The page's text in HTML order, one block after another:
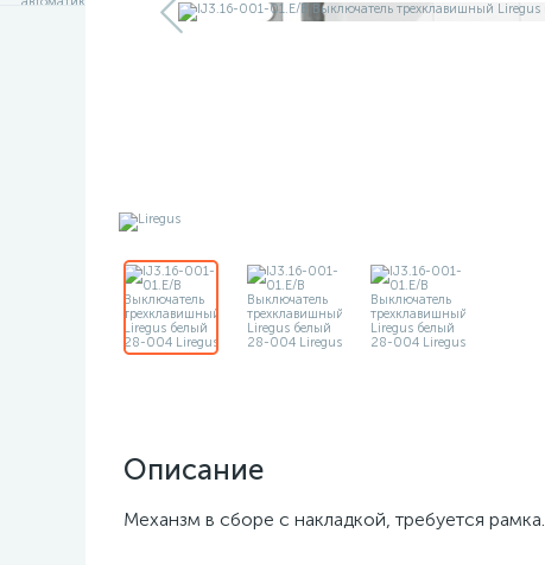
Описание
Механзм в сборе с накладкой, требуется рамка.